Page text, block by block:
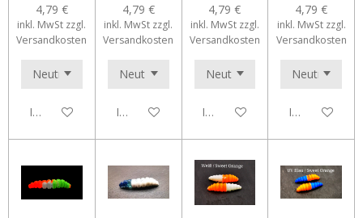
4,79 €
inkl. MwSt zzgl.
Versandkosten
In den Warenkorb
4,79 €
inkl. MwSt zzgl.
Versandkosten
In den Warenkorb
4,79 €
inkl. MwSt zzgl.
Versandkosten
In den Warenkorb
4,79 €
inkl. MwSt zzgl.
Versandkosten
In den